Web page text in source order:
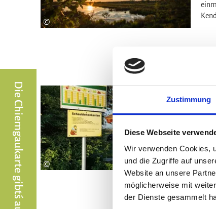
Zustimmung
Diese Webseite
Wir verwenden Cookies,
und die Zugriffe auf
Website an unsere
möglicherweise mit
der Dienste gesammelt
©
©